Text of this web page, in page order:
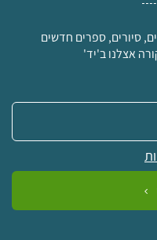
סיורים, ספרים חדשים
אצלנו ב'יד'